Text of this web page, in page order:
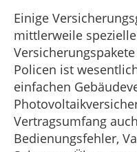
Einige
mittlerweile
Policen ist
einfachen
Vertragsumfang
Bedienungsfehler,